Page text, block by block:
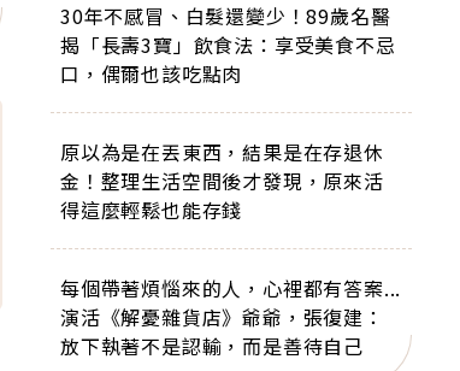
30年不感冒、白髮還變少！89歲名醫
揭「長壽3寶」飲食法：享受美食不忌
口，偶爾也該吃點肉
原以為是在丟東西，結果是在存退休
金！整理生活空間後才發現，原來活
得這麼輕鬆也能存錢
每個帶著煩惱來的人，心裡都有答案...
演活《解憂雜貨店》爺爺，張復建：
放下執著不是認輸，而是善待自己